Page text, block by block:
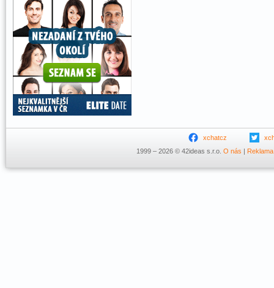
xchatcz
1999 – 2026 © 42ideas s.r.o. O nás | Reklama